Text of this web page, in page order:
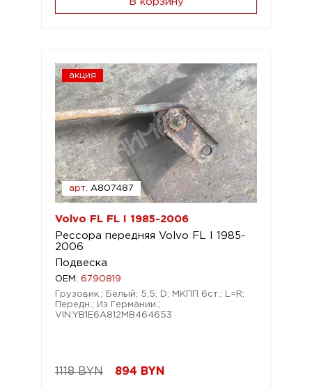
акция
арт. A807487
Volvo FL FL I 1985-2006
Рессора передняя Volvo FL I 1985-
2006
Подвеска
OEM: 6790819
Грузовик.; Белый; 5,5; D; МКПП 6ст.; L=R;
Передн.; Из Германии.;
VIN:YB1E6A812MB464653
1118 BYN 894 BYN